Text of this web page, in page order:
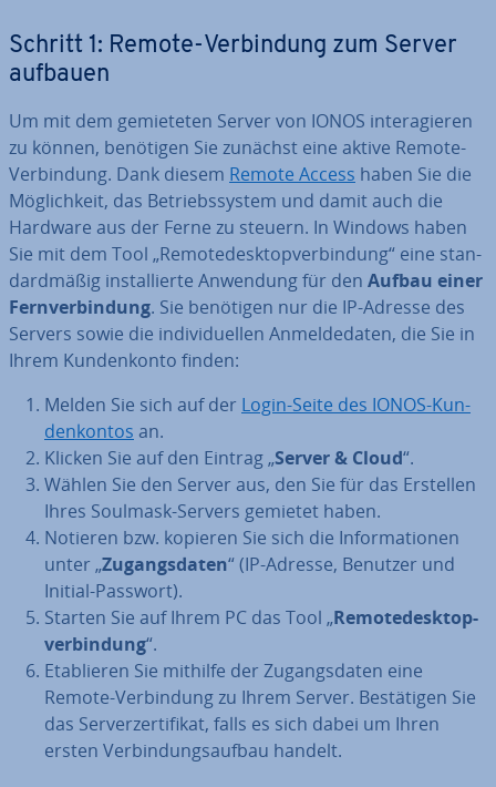
Schritt 1: Remote-Ver­bin­dung zum Server
aufbauen
Um mit dem ge­mie­te­ten Server von IONOS in­ter­agie­ren
zu können, benötigen Sie zunächst eine aktive Remote-
Ver­bin­dung. Dank diesem Remote Access haben Sie die
Mög­lich­keit, das Be­triebs­sys­tem und damit auch die
Hardware aus der Ferne zu steuern. In Windows haben
Sie mit dem Tool „Re­mo­te­de­sk­top­ver­bin­dung“ eine stan­
dard­mä­ßig in­stal­lier­te Anwendung für den Aufbau einer
Fern­ver­bin­dung. Sie benötigen nur die IP-Adresse des
Servers sowie die in­di­vi­du­el­len An­mel­de­da­ten, die Sie in
Ihrem Kun­den­kon­to finden:
Melden Sie sich auf der Login-Seite des IONOS-Kun­
den­kon­tos an.
Klicken Sie auf den Eintrag „Server & Cloud“.
Wählen Sie den Server aus, den Sie für das Erstellen
Ihres Soulmask-Servers gemietet haben.
Notieren bzw. kopieren Sie sich die In­for­ma­tio­nen
unter „Zu­gangs­da­ten“ (IP-Adresse, Benutzer und
Initial-Passwort).
Starten Sie auf Ihrem PC das Tool „Re­mo­te­de­sk­top­
ver­bin­dung“.
Eta­blie­ren Sie mithilfe der Zu­gangs­da­ten eine
Remote-Ver­bin­dung zu Ihrem Server. Be­stä­ti­gen Sie
das Ser­ver­zer­ti­fi­kat, falls es sich dabei um Ihren
ersten Ver­bin­dungs­auf­bau handelt.